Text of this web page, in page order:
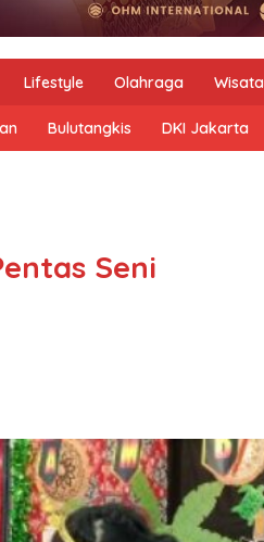
Lifestyle Olahraga Wisata
Bulutangkis DKI Jakarta
Seni